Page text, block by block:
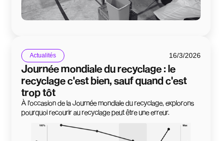
Actualités 16/3/2026
Journée mondiale du recyclage : le
recyclage c'est bien, sauf quand c'est
trop tôt
À l'occasion de la Journée mondiale du recyclage, explorons
pourquoi recourir au recyclage peut être une erreur.